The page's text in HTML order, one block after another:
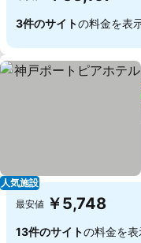
3件のサイトの料金を表
人気施設
最安値 ￥5,748
13件のサイトの料金を表